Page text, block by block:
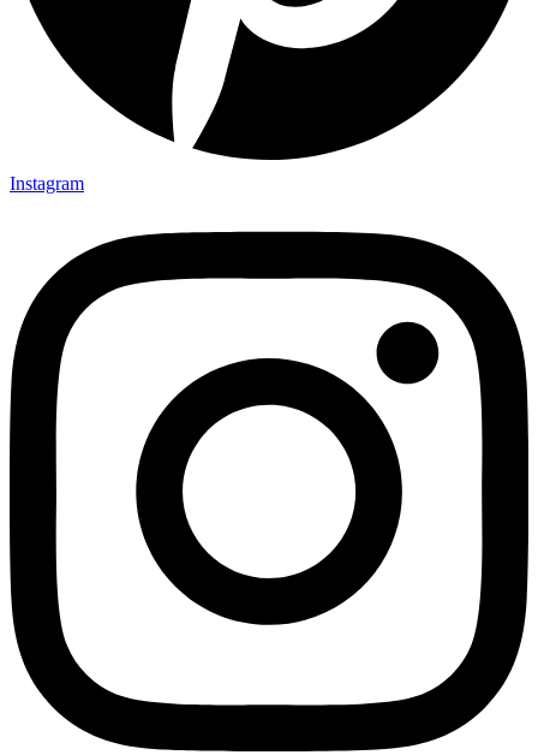
Instagram